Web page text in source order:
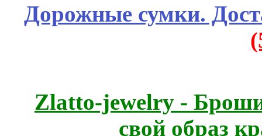
Дорожные сумки.
Zlatto-jewelry -
свой образ